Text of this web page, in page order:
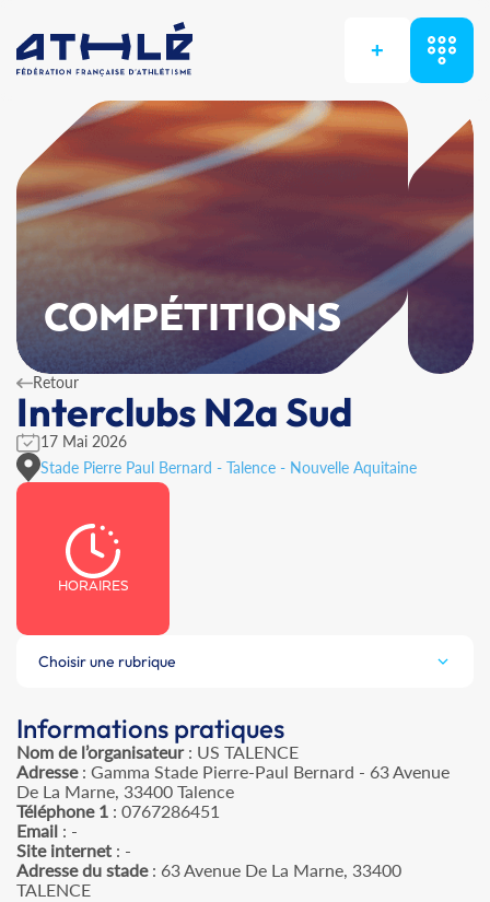
+
COMPÉTITIONS
Retour
Interclubs N2a Sud
17 Mai 2026
Stade Pierre Paul Bernard - Talence - Nouvelle Aquitaine
HORAIRES
Choisir une rubrique
Informations pratiques
Nom de l’organisateur: US TALENCE
Adresse: Gamma Stade Pierre-Paul Bernard - 63 Avenue
De La Marne, 33400 Talence
Téléphone 1 : 0767286451
Email : -
Site internet : -
Adresse du stade: 63 Avenue De La Marne, 33400
TALENCE